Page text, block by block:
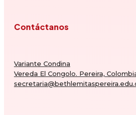
Contáctanos
Variante Condina
Vereda El Congolo. Pereira,